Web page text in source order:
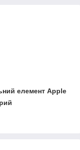
елемент Apple